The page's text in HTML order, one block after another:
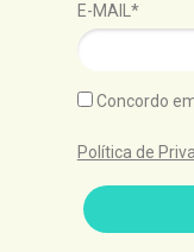
E-MAIL*
Concordo
Política de